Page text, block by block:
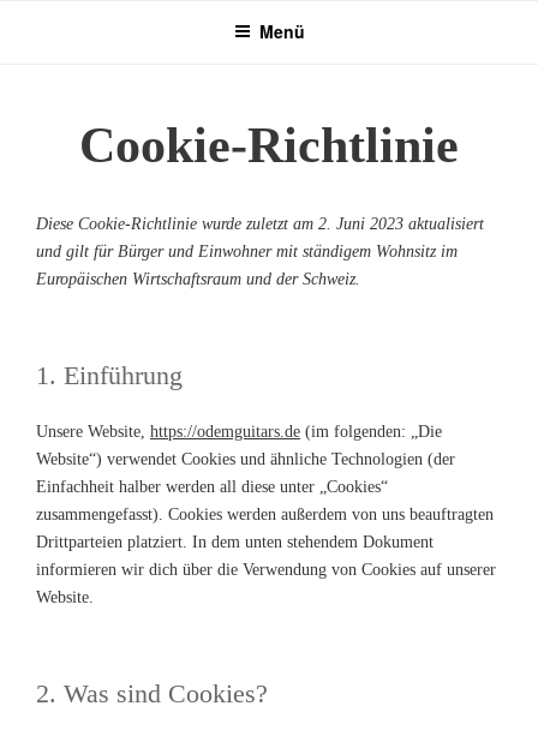
Menü
Cookie-Richtlinie
Diese Cookie-Richtlinie wurde zuletzt am 2. Juni 2023 aktualisiert
und gilt für Bürger und Einwohner mit ständigem Wohnsitz im
Europäischen Wirtschaftsraum und der Schweiz.
1. Einführung
Unsere Website, https://odemguitars.de (im folgenden: „Die
Website“) verwendet Cookies und ähnliche Technologien (der
Einfachheit halber werden all diese unter „Cookies“
zusammengefasst). Cookies werden außerdem von uns beauftragten
Drittparteien platziert. In dem unten stehendem Dokument
informieren wir dich über die Verwendung von Cookies auf unserer
Website.
2. Was sind Cookies?